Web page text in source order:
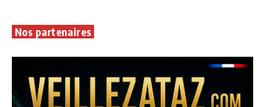
Nos partenaires